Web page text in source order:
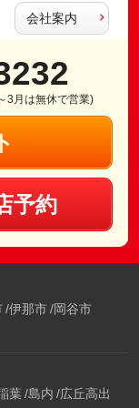
会社案内
3月は無休で営業)
予約
伊那市 岡谷市
葉 島内 広丘高出